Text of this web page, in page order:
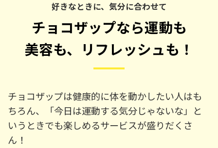
好きなときに、気分に合わせて
チョコザップなら運動も
美容も、リフレッシュも！
チョコザップは健康的に体を動かしたい人はも
ちろん、「今日は運動する気分じゃないな」と
いうときでも楽しめるサービスが盛りだくさ
ん！